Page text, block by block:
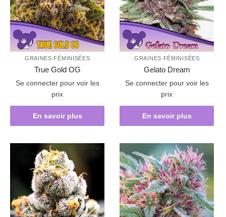
GRAINES FÉMINISÉES
True Gold OG
Se connecter pour voir les
prix
En savoir plus
GRAINES FÉMINISÉES
Gelato Dream
Se connecter pour voir les
prix
En savoir plus